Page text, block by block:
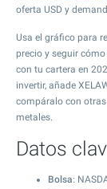
oferta USD y
Usa el gráfico para
precio y seguir
con tu cartera en
invertir, añade
compáralo con
metales.
Datos
Bolsa: